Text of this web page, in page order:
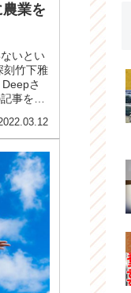
業を
いとい
刻竹下雅
さ
事を読